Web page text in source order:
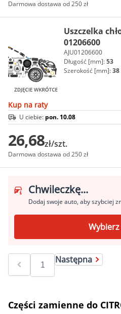
Darmowa dostawa od 250 zł
Uszczelka
01206600
AJU01206600
Długość [mm]:53
Szerokość [mm]:38
Kup na raty
U ciebie: pon. 10.08
26,68zł/szt.
Darmowa dostawa od 250 zł
Chwileczkę...
Dodaj swoje auto, aby szybciej
Następna
Części zamienne do